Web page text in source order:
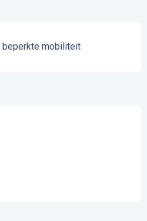
beperkte mobiliteit